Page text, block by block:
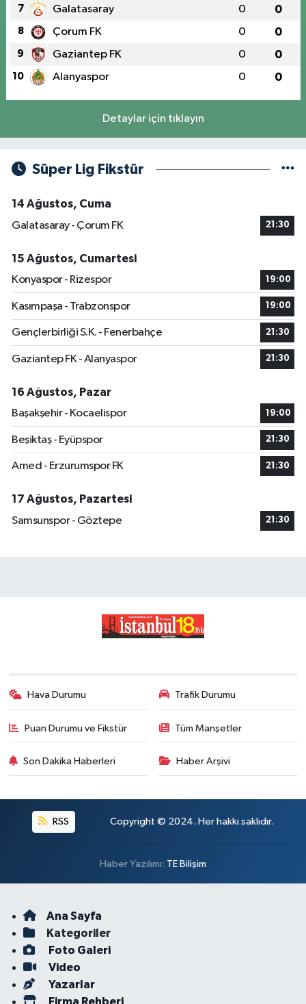
7 Galatasaray 0 0
8 Çorum FK 0 0
9 Gaziantep FK 0 0
10 Alanyaspor 0 0
Detaylar için tıklayın
Süper Lig Fikstür
14 Ağustos, Cuma
Galatasaray - Çorum FK
21:30
15 Ağustos, Cumartesi
Konyaspor - Rizespor
19:00
Kasımpaşa - Trabzonspor 19:00
Gençlerbirliği S.K. - Fenerbahçe 21:30
Gaziantep FK - Alanyaspor 21:30
16 Ağustos, Pazar
Başakşehir - Kocaelispor
19:00
Beşiktaş - Eyüpspor 21:30
Amed - Erzurumspor FK 21:30
17 Ağustos, Pazartesi
Samsunspor - Göztepe
21:30
Hava Durumu Trafik Durumu
Puan Durumu ve Fikstür Tüm Manşetler
Son Dakika Haberleri Haber Arşivi
RSS Copyright © 2024. Her hakkı saklıdır.
Haber Yazılımı: TE Bilişim
Ana Sayfa
Kategoriler
Foto Galeri
Video
Yazarlar
Firma Rehberi